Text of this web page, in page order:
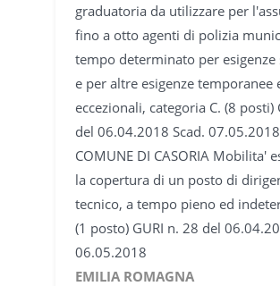
graduatoria da utilizzare per
fino a otto agenti di polizia
tempo determinato per esigenze
e per altre esigenze temporanee
eccezionali, categoria C. (8 posti)
del 06.04.2018 Scad. 07.05.2018
COMUNE DI CASORIA Mobilita'
la copertura di un posto di
tecnico, a tempo pieno ed
(1 posto) GURI n. 28 del
06.05.2018
EMILIA ROMAGNA